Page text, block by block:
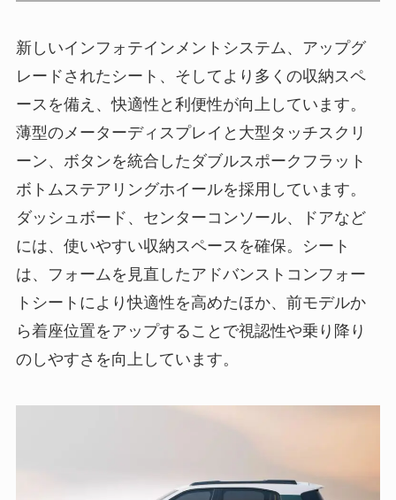
新しいインフォテインメントシステム、アップグ
レードされたシート、そしてより多くの収納スペ
ースを備え、快適性と利便性が向上しています。
薄型のメーターディスプレイと大型タッチスクリ
ーン、ボタンを統合したダブルスポークフラット
ボトムステアリングホイールを採用しています。
ダッシュボード、センターコンソール、ドアなど
には、使いやすい収納スペースを確保。シート
は、フォームを見直したアドバンストコンフォー
トシートにより快適性を高めたほか、前モデルか
ら着座位置をアップすることで視認性や乗り降り
のしやすさを向上しています。